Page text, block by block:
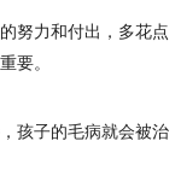
努力和付出，多花点
要。
孩子的毛病就会被治